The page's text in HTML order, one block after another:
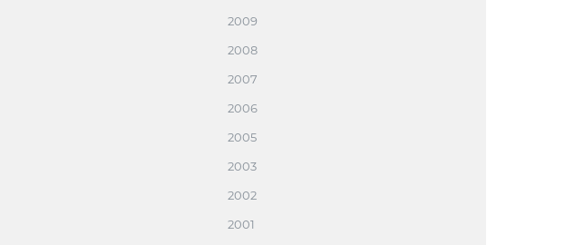
2009
2008
2007
2006
2005
2003
2002
2001